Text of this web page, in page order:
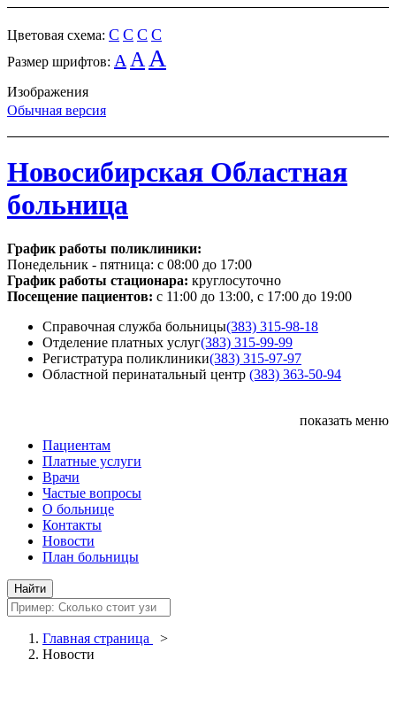
Цветовая схема: C C C C
Размер шрифтов: A A A
Изображения
Обычная версия
Новосибирская Областная
больница
График работы поликлиники:
Понедельник - пятница: с 08:00 до 17:00
График работы стационара: круглосуточно
Посещение пациентов: с 11:00 до 13:00, с 17:00 до 19:00
Справочная служба больницы(383) 315-98-18
Отделение платных услуг(383) 315-99-99
Регистратура поликлиники(383) 315-97-97
Областной перинатальный центр (383) 363-50-94
показать меню
Пациентам
Платные услуги
Врачи
Частые вопросы
О больнице
Контакты
Новости
План больницы
Главная страница
>
Новости